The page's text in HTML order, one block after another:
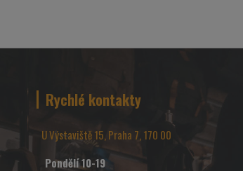
Rychlé kontakty
U Výstaviště 15, Praha 7, 170 00
Pondělí 10-19